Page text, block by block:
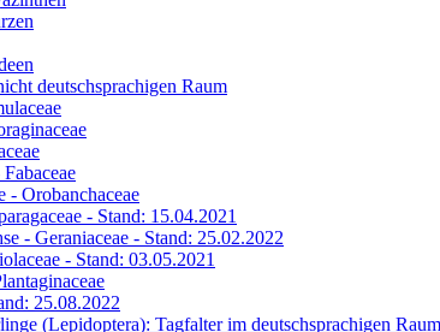
deutschsprachigen Raum
- Orobanchaceae
- Stand: 15.04.2021
- Geraniaceae - Stand: 25.02.2022
- Stand: 03.05.2021
25.08.2022
(Lepidoptera): Tagfalter im deutschsprachigen